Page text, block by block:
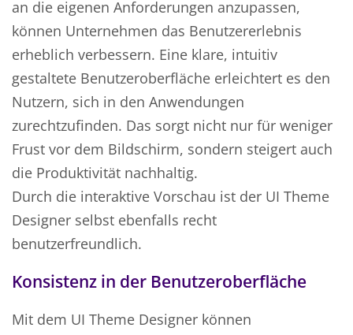
an die eigenen Anforderungen anzupassen,
können Unternehmen das Benutzererlebnis
erheblich verbessern. Eine klare, intuitiv
gestaltete Benutzeroberfläche erleichtert es den
Nutzern, sich in den Anwendungen
zurechtzufinden. Das sorgt nicht nur für weniger
Frust vor dem Bildschirm, sondern steigert auch
die Produktivität nachhaltig.
Durch die interaktive Vorschau ist der UI Theme
Designer selbst ebenfalls recht
benutzerfreundlich.
Konsistenz in der Benutzeroberfläche
Mit dem UI Theme Designer können